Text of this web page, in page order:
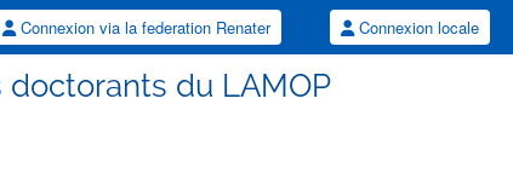
Connexion via la federation Renater Connexion locale
du LAMOP